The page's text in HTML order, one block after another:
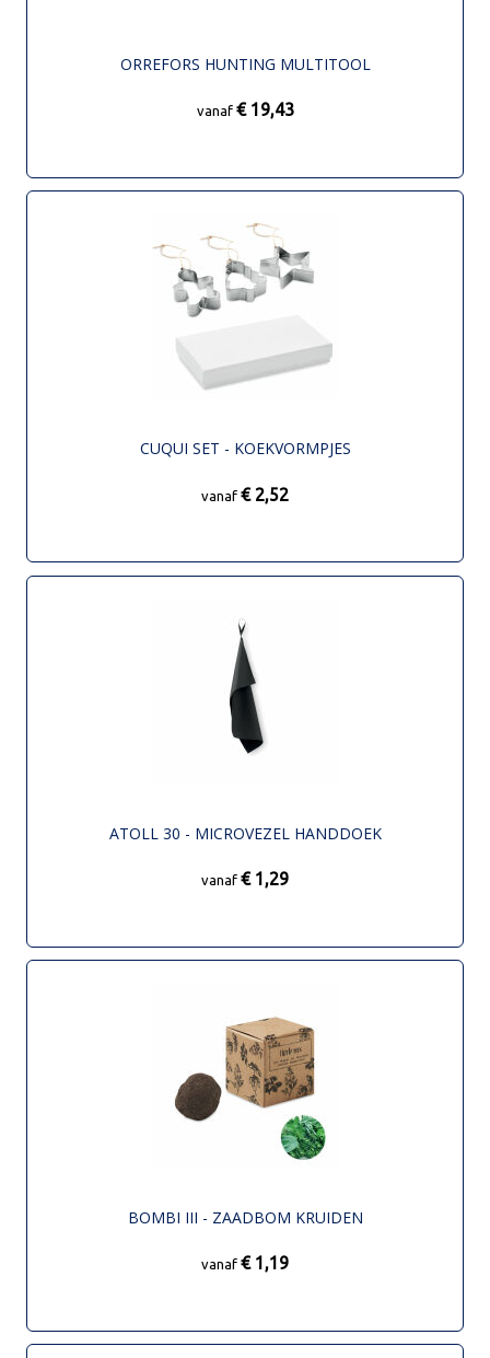
ORREFORS HUNTING MULTITOOL
vanaf € 19,43
CUQUI SET - KOEKVORMPJES
vanaf € 2,52
ATOLL 30 - MICROVEZEL HANDDOEK
vanaf € 1,29
BOMBI III - ZAADBOM KRUIDEN
vanaf € 1,19